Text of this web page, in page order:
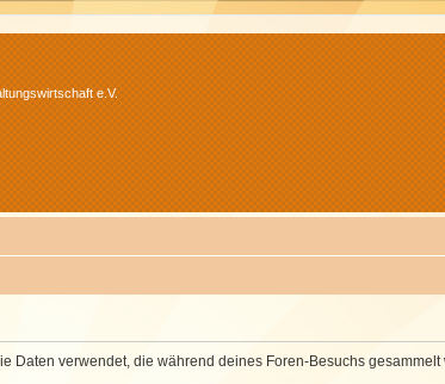
e.V.
Daten verwendet, die während deines Foren-Besuchs